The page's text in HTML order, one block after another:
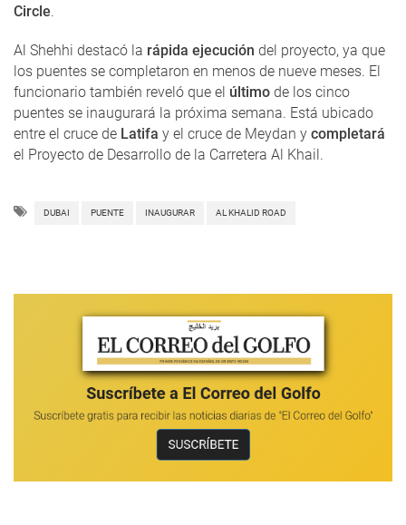
Circle.
Al Shehhi destacó la rápida ejecución del proyecto, ya que
los puentes se completaron en menos de nueve meses. El
funcionario también reveló que el último de los cinco
puentes se inaugurará la próxima semana. Está ubicado
entre el cruce de Latifa y el cruce de Meydan y completará
el Proyecto de Desarrollo de la Carretera Al Khail.
DUBAI PUENTE INAUGURAR AL KHALID ROAD